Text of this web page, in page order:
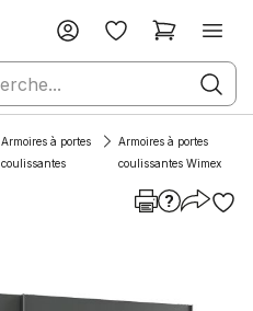
Armoires à portes
coulissantes
Armoires à portes
coulissantes Wimex